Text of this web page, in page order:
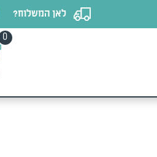
לאן המשלוח?
0